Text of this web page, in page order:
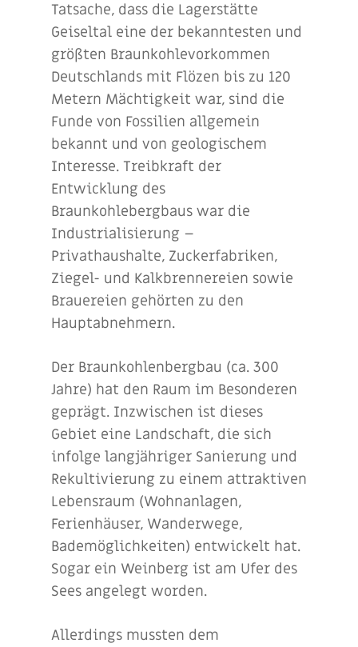
Tatsache, dass die Lagerstätte
Geiseltal eine der bekanntesten und
größten Braunkohlevorkommen
Deutschlands mit Flözen bis zu 120
Metern Mächtigkeit war, sind die
Funde von Fossilien allgemein
bekannt und von geologischem
Interesse. Treibkraft der
Entwicklung des
Braunkohlebergbaus war die
Industrialisierung –
Privathaushalte, Zuckerfabriken,
Ziegel- und Kalkbrennereien sowie
Brauereien gehörten zu den
Hauptabnehmern.
Der Braunkohlenbergbau (ca. 300
Jahre) hat den Raum im Besonderen
geprägt. Inzwischen ist dieses
Gebiet eine Landschaft, die sich
infolge langjähriger Sanierung und
Rekultivierung zu einem attraktiven
Lebensraum (Wohnanlagen,
Ferienhäuser, Wanderwege,
Bademöglichkeiten) entwickelt hat.
Sogar ein Weinberg ist am Ufer des
Sees angelegt worden.
Allerdings mussten dem